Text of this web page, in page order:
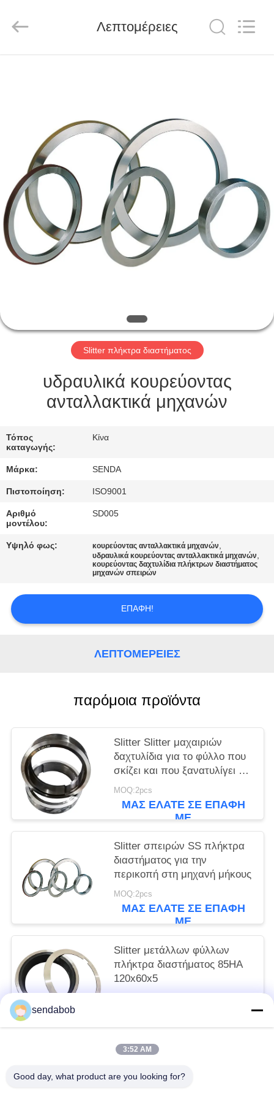
ΒΊΝΤΕΟ
ΣΧΕΤΙΚΆ
ΜΕ
ΕΜΆΣ
ΕΠΙΣΚΈΨΕΙΣ
ΈΛΕΓΧΟΣ
ΠΟΙΌΤΗΤΑΣ
ΕΙΔΉΣΕΙΣ
ΥΠΟΘΈΣΕΙΣ
ΖΗΤΉΣΤΕ
ΜΙΑ
ΠΡΟΣΦΟΡΆ
SITEMAP
ΠΟΛΙΤΙΚΉ
ΑΠΟΡΡΉΤΟΥ
Λεπτομέρειες
Slitter πλήκτρα διαστήματος
υδραυλικά κουρεύοντας
ανταλλακτικά μηχανών
Τόπος
καταγωγής:
Κίνα
Μάρκα: SENDA
Πιστοποίηση: ISO9001
Αριθμό
μοντέλου:
SD005
Υψηλό φως: κουρεύοντας ανταλλακτικά μηχανών,
υδραυλικά κουρεύοντας ανταλλακτικά μηχανών,
κουρεύοντας δαχτυλίδια πλήκτρων διαστήματος
μηχανών σπειρών
ΕΠΑΦΉ!
ΛΕΠΤΟΜΈΡΕΙΕΣ
παρόμοια προϊόντα
Slitter Slitter μαχαιριών
δαχτυλίδια για το φύλλο που
σκίζει και που ξανατυλίγει τη
μηχανή
MOQ:2pcs
ΜΑΣ ΕΛΆΤΕ ΣΕ ΕΠΑΦΉ
ΜΕ
Slitter σπειρών SS πλήκτρα
διαστήματος για την
περικοπή στη μηχανή μήκους
MOQ:2pcs
ΜΑΣ ΕΛΆΤΕ ΣΕ ΕΠΑΦΉ
ΜΕ
Slitter μετάλλων φύλλων
πλήκτρα διαστήματος 85HA
120x60x5
ΜΕ
sendabob
3:52 AM
Good day, what product are you looking for?